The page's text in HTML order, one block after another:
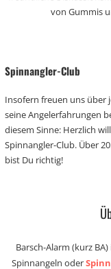
von Gummis
Spinnangler-Club
Insofern freuen uns über
seine Angelerfahrungen
diesem Sinne: Herzlich
Spinnangler-Club. Über
bist Du richtig!
Barsch-Alarm (kurz
Spinnangeln oder